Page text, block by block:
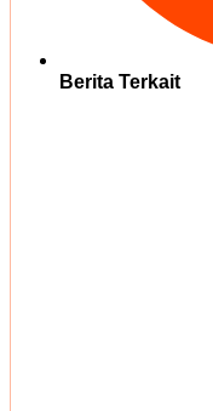
Berita Terkait